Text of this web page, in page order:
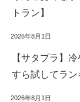
トラン】
2026年8月1日
【サタプラ】
すら試してラン
2026年8月1日